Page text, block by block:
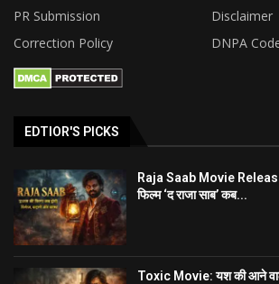
PR Submission
Disclaimer
Correction Policy
DNPA
EDTIOR'S PICKS
Raja Saab Movie
फिल्म ‘द राजा साब’ कब...
Toxic Movie: यश की आने